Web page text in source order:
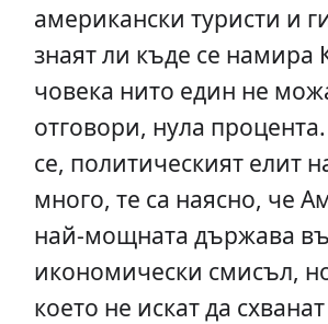
американски туристи и
знаят ли къде се намира
човека нито един не
отговори, нула
се, политическият елит
много, те са наясно, че
най-мощната държава
икономически смисъл,
което не искат да